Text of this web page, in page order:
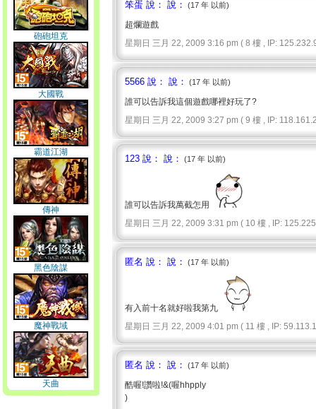
砲砲坦克
大國戰
霸道江湖
傳神
黑色陰謀
魔神戰域
天曲
笨蛋 說： 說： (17 年 以前)
超爛遊戲
星期日 三月 22, 2009 3:16 pm ( 8 樓 , IP:
5566 說： 說： (17 年 以前)
誰可以告訴我這個遊戲哪裡好玩了?
星期日 三月 22, 2009 3:27 pm ( 9 樓 , IP:
123 說： 說： (17 年 以前)
誰可以告訴我萬截怎用
星期日 三月 22, 2009 3:31 pm ( 10 樓 , IP:
匿名 說： 說： (17 年 以前)
有入前十名就好啦我第九
星期日 三月 22, 2009 4:01 pm ( 11 樓 , IP:
匿名 說： 說： (17 年 以前)
酷喔!讚啦!&(喔hhpply
)